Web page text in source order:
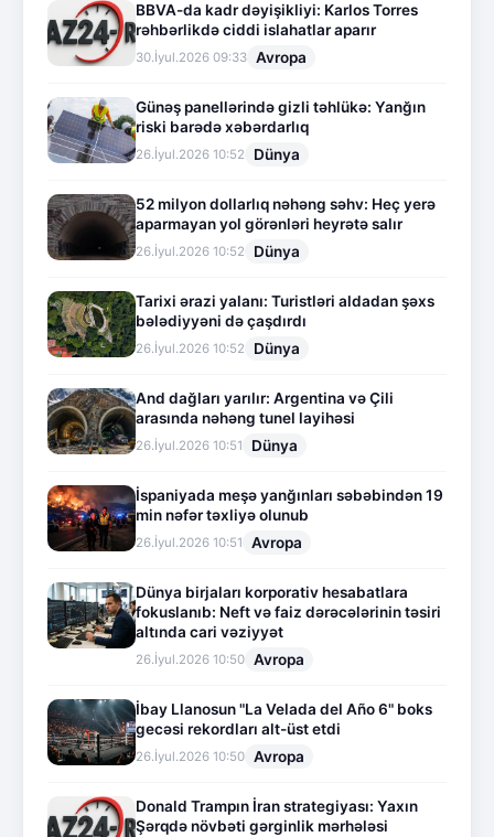
BBVA-da kadr dəyişikliyi: Karlos Torres
rəhbərlikdə ciddi islahatlar aparır
30.İyul.2026 09:33 Avropa
Günəş panellərində gizli təhlükə: Yanğın
riski barədə xəbərdarlıq
26.İyul.2026 10:52 Dünya
52 milyon dollarlıq nəhəng səhv: Heç yerə
aparmayan yol görənləri heyrətə salır
26.İyul.2026 10:52 Dünya
Tarixi ərazi yalanı: Turistləri aldadan şəxs
bələdiyyəni də çaşdırdı
26.İyul.2026 10:52 Dünya
And dağları yarılır: Argentina və Çili
arasında nəhəng tunel layihəsi
26.İyul.2026 10:51 Dünya
İspaniyada meşə yanğınları səbəbindən 19
min nəfər təxliyə olunub
26.İyul.2026 10:51 Avropa
Dünya birjaları korporativ hesabatlara
fokuslanıb: Neft və faiz dərəcələrinin təsiri
altında cari vəziyyət
26.İyul.2026 10:50 Avropa
İbay Llanosun "La Velada del Año 6" boks
gecəsi rekordları alt-üst etdi
26.İyul.2026 10:50 Avropa
Donald Trampın İran strategiyası: Yaxın
Şərqdə növbəti gərginlik mərhələsi